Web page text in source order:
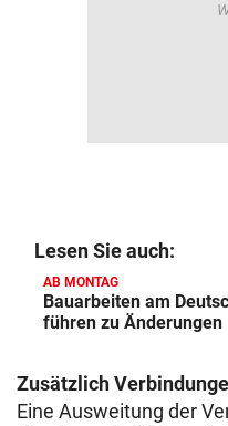
Lesen Sie auch:
AB MONTAG
Bauarbeiten am
führen zu Änderungen
Zusätzlich
Eine Ausweitung der